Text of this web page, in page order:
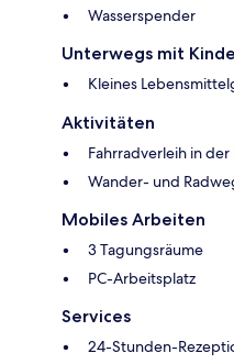
Wasserspender
Unterwegs mit
Kleines
Aktivitäten
Fahrradverleih in der
Wander- und
Mobiles Arbeiten
3 Tagungsräume
PC-Arbeitsplatz
Services
24-Stunden-